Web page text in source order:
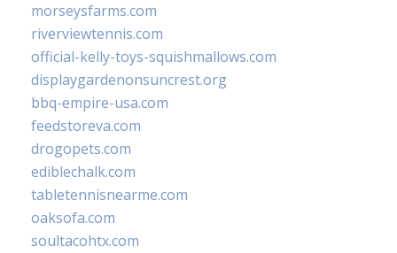
morseysfarms.com
riverviewtennis.com
official-kelly-toys-squishmallows.com
displaygardenonsuncrest.org
bbq-empire-usa.com
feedstoreva.com
drogopets.com
ediblechalk.com
tabletennisnearme.com
oaksofa.com
soultacohtx.com